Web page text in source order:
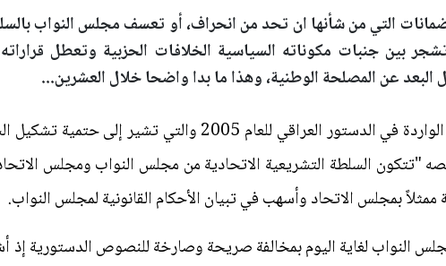
التي من شأنها ان تحد من انحراف، أو تعسف مجلس النواب
بين جنبات مكوناته السياسية الخلافات الحزبية وتعطل قراراته
البعد عن المصلحة الوطنية، وهذا ما بدا واضحا خلال العشرين...
على الرغم من صراحة النصوص القانونية الواردة في الدستور العراقي
حيث ورد في المادة (48) ما نصه "تتكون السلطة التشريعية الاتحادية من مجلس النواب ومجلس
بمجلس الاتحاد وأسهب في تبيان الأحكام القانونية لمجلس النواب.